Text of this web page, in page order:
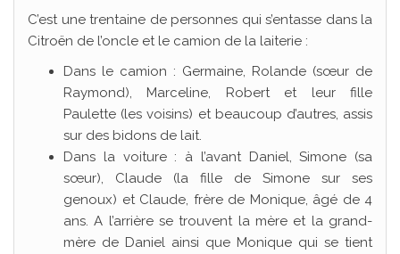
C’est une trentaine de personnes qui s’entasse dans la
Citroën de l’oncle et le camion de la laiterie :
Dans le camion : Germaine, Rolande (sœur de
Raymond), Marceline, Robert et leur fille
Paulette (les voisins) et beaucoup d’autres, assis
sur des bidons de lait.
Dans la voiture : à l’avant Daniel, Simone (sa
sœur), Claude (la fille de Simone sur ses
genoux) et Claude, frère de Monique, âgé de 4
ans. A l’arrière se trouvent la mère et la grand-
mère de Daniel ainsi que Monique qui se tient